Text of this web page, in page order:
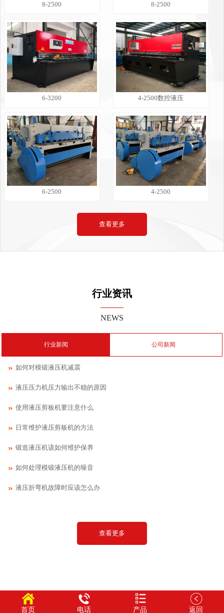
8-2500 8-2500
6-3200 4-2500数控液压
6-2500 4-2500
查看更多
行业资讯
NEWS
行业新闻 公司新闻
如何对模锻液压机减震
液压压力机压力输出不稳的原因
使用液压剪板机要注意什么
日常维护液压剪板机的方法
锻造液压机该如何维护保养
如何处理模锻液压机的噪音
液压折弯机故障时应该怎么办
查看更多
首页 电话 产品 返回